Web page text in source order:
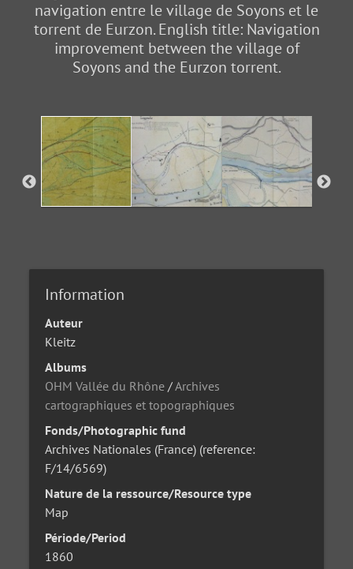
navigation entre le village de Soyons et le
torrent de Eurzon. English title: Navigation
improvement between the village of
Soyons and the Eurzon torrent.
Information
Auteur
Kleitz
Albums
OHM Vallée du Rhône /Archives
cartographiques et topographiques
Fonds/Photographic fund
Archives Nationales (France) (reference:
F/14/6569)
Nature de la ressource/Resource type
Map
Période/Period
1860